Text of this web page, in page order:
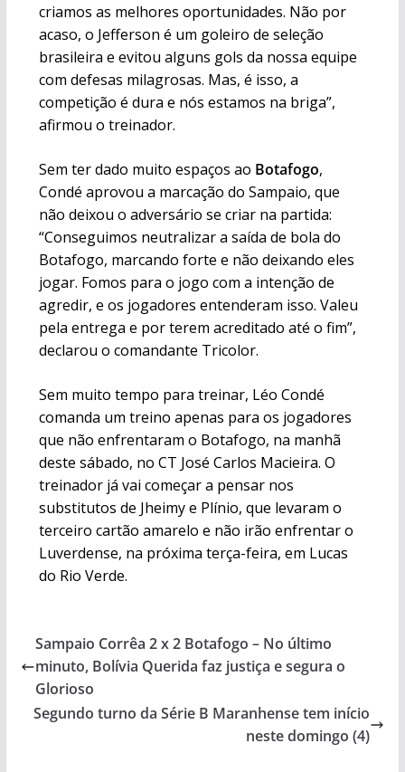
criamos as melhores oportunidades. Não por
acaso, o Jefferson é um goleiro de seleção
brasileira e evitou alguns gols da nossa equipe
com defesas milagrosas. Mas, é isso, a
competição é dura e nós estamos na briga”,
afirmou o treinador.
Sem ter dado muito espaços ao Botafogo,
Condé aprovou a marcação do Sampaio, que
não deixou o adversário se criar na partida:
“Conseguimos neutralizar a saída de bola do
Botafogo, marcando forte e não deixando eles
jogar. Fomos para o jogo com a intenção de
agredir, e os jogadores entenderam isso. Valeu
pela entrega e por terem acreditado até o fim”,
declarou o comandante Tricolor.
Sem muito tempo para treinar, Léo Condé
comanda um treino apenas para os jogadores
que não enfrentaram o Botafogo, na manhã
deste sábado, no CT José Carlos Macieira. O
treinador já vai começar a pensar nos
substitutos de Jheimy e Plínio, que levaram o
terceiro cartão amarelo e não irão enfrentar o
Luverdense, na próxima terça-feira, em Lucas
do Rio Verde.
Sampaio Corrêa 2 x 2 Botafogo – No último
minuto, Bolívia Querida faz justiça e segura o
Glorioso
Segundo turno da Série B Maranhense tem início
neste domingo (4)